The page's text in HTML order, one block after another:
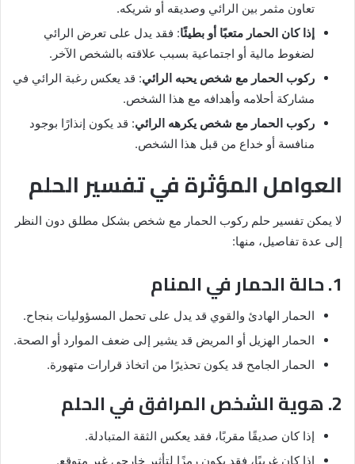
تعاون مثمر بين الرائي وصديقه أو شريكه.
إذا كان الحمار متعبًا أو بطيئًا: فقد يدل على تعرض الرائي
لضغوط مالية أو اجتماعية بسبب علاقته بالشخص الآخر.
ركوب الحمار مع شخص يحبه الرائي: قد يعكس رغبة الرائي في
مشاركة أحلامه وأهدافه مع هذا الشخص.
ركوب الحمار مع شخص يكرهه الرائي: قد يكون إنذارًا بوجود
منافسة أو خداع من قبل هذا الشخص.
العوامل المؤثرة في تفسير الحلم
لا يمكن تفسير حلم ركوب الحمار مع شخص بشكل مطلق دون النظر
إلى عدة تفاصيل، منها:
1. حالة الحمار في المنام
الحمار الهادئ والقوي قد يدل على تحمل المسؤوليات بنجاح.
الحمار الهزيل أو المريض قد يشير إلى ضعف الموارد أو الصحة.
الحمار الجامح قد يكون تحذيرًا من اتخاذ قرارات متهورة.
2. هوية الشخص المرافق في الحلم
إذا كان صديقًا مقربًا، فقد يعكس الثقة المتبادلة.
إذا كان غريبًا، فقد يكون رمزًا لتأثير خارجي غير متوقع.